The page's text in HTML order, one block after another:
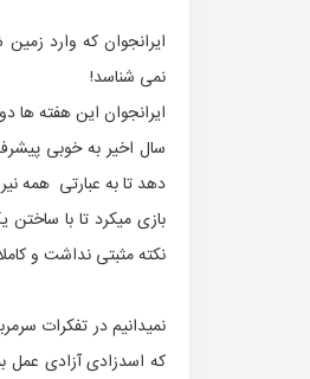
ایرانجوان که وارد
نمی شناسد!
ایرانجوان این هفته
سال اخیر به خوبی
دهد تا به عبارتی همه
نکته مثبتی نداشت و
نمیدانیم در تفکرات
که اسدزادی آزادی